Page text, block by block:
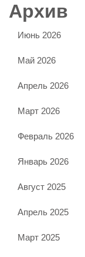
Архив
Июнь 2026
Май 2026
Апрель 2026
Март 2026
Февраль 2026
Январь 2026
Август 2025
Апрель 2025
Март 2025